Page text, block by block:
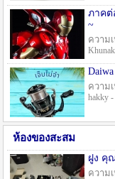
ภาคต่
~
ความ
ความ
hakky -
ห้องของสะสม
ฝูง คุ
ความ